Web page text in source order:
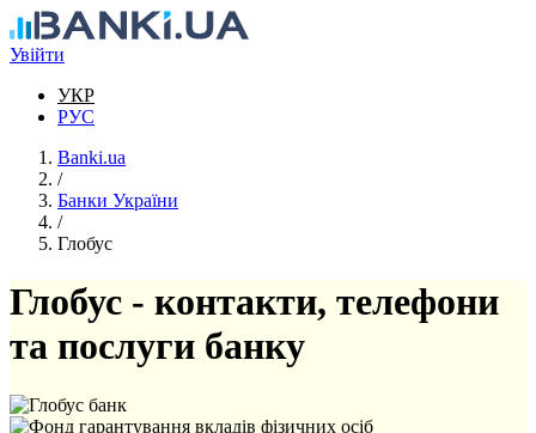
Перейти до основного вмісту
Увійти
УКР
РУС
Banki.ua
/
Банки України
/
Глобус
Глобус - контакти, телефони
та послуги банку